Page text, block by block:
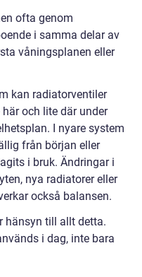
ofta genom
i samma delar av
våningsplanen eller
kan radiatorventiler
och lite där under
I nyare system
från början eller
i bruk. Ändringar i
nya radiatorer eller
också balansen.
hänsyn till allt detta.
i dag, inte bara